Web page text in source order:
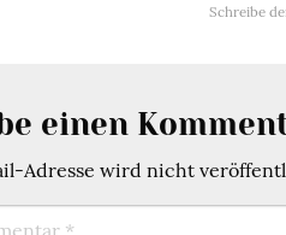
Schreibe
einen
Adresse wird nicht